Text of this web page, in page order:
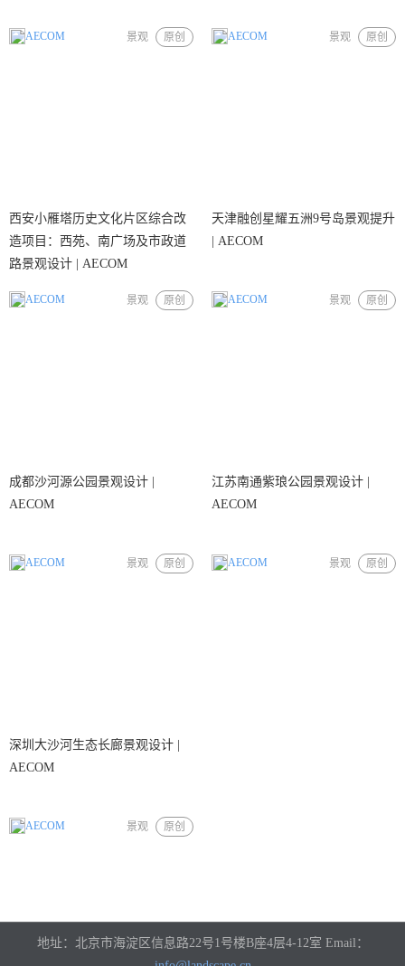
AECOM 景观 原创 AECOM 景观 原创
西安小雁塔历史文化片区综合改
造项目：西苑、南广场及市政道
路景观设计 | AECOM
AECOM 景观 原创
天津融创星耀五洲9号岛景观提升
| AECOM
AECOM 景观 原创
成都沙河源公园景观设计 |
AECOM
AECOM 景观 原创
江苏南通紫琅公园景观设计 |
AECOM
AECOM 景观 原创
深圳大沙河生态长廊景观设计 |
AECOM
AECOM 景观 原创
地址：北京市海淀区信息路22号1号楼B座4层4-12室 Email：